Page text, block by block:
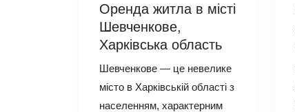
Оренда житла в місті
Шевченкове,
Харківська область
Шевченкове — це невелике
місто в Харківській області з
населенням, характерним